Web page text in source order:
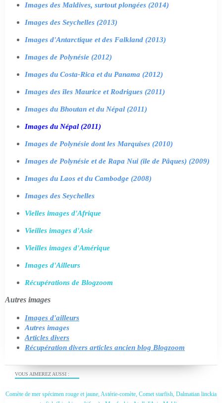
VOUS AIMEREZ AUSSI :
Comète de mer spécimen rouge et jaune, Astérie-comète, Comet starfish, Dalmatian linckia
Images des Maldives, surtout plongées (2014)
Images des Seychelles (2013)
Images d'Antarctique et des Falkland (2013)
Images de Polynésie (2012)
Images du Costa-Rica et du Panama (2012)
Images des îles Maurice et Rodrigues (2011)
Images du Bhoutan et du Népal (2011)
Images du Népal (2011)
Images de Polynésie dont les Marquises (2010)
Images de Polynésie et de Rapa Nui (île de Pâques) (2009)
Images du Laos et du Cambodge (2008)
Images des Seychelles
Vielles images d'Afrique
Vieilles images d'Asie
Vieilles images d'Amérique
Images d'Ailleurs
Récupérations de Blogzoom
Autres images
Images d'ailleurs
Autres images
Articles divers
Récupération divers articles ancien blog Blogzoom